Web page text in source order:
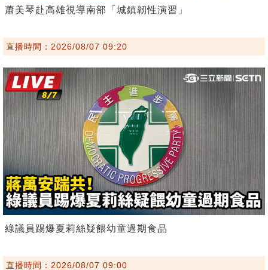
蕭美琴赴高雄視導南部「城鎮韌性演習」
直播時間：2026/08/07 09:20
綠議員踢爆夏莉絲疑餵幼童過期食品
直播時間：2026/08/07 09:00